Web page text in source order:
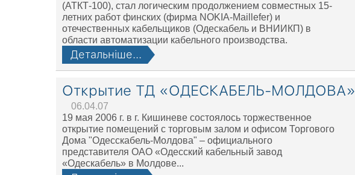
(АТКТ-100), стал логическим продолжением совместных 15-
летних работ финских (фирма NOKIA-Maillefer) и
отечественных кабельщиков (Одескабель и ВНИИКП) в
области автоматизации кабельного производства.
Детальніше...
Открытие ТД «ОДЕСКАБЕЛЬ-МОЛДОВА»
06.04.07
19 мая 2006 г. в г. Кишиневе состоялось торжественное
открытие помещений с торговым залом и офисом Торгового
Дома "Одесскабель-Молдова" – официального
представителя ОАО «Одесский кабельный завод
«Одескабель» в Молдове...